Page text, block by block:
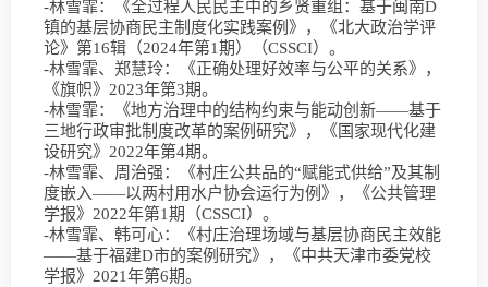
-林雪霏：《全过程人民民主中的乡贤重组：基于闽南D
镇的基层协商民主制度化实践案例》，《北大政治学评
论》第16辑（2024年第1期）（CSSCI）。
-林雪霏、郑慧玲：《正确处理好效率与公平的关系》，
《旗帜》2023年第3期。
-林雪霏：《地方治理中的结构约束与能动创新——基于
三地行政审批制度改革的案例研究》，《国家现代化建
设研究》2022年第4期。
-林雪霏、周治强：《村庄公共品的“赋能式供给”及其制
度嵌入——以两村用水户协会运行为例》，《公共管理
学报》2022年第1期（CSSCI）。
-林雪霏、韩可心：《村庄治理场域与基层协商民主效能
——基于福建D市的案例研究》，《中共天津市委党校
学报》2021年第6期。